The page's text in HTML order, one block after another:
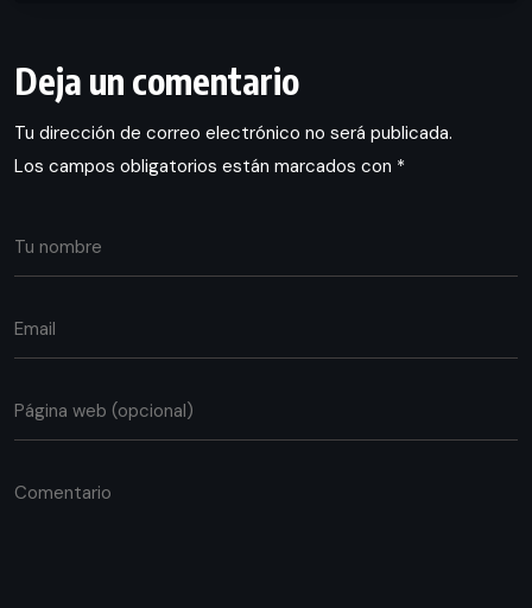
Deja un comentario
Tu dirección de correo electrónico no será publicada.
Los campos obligatorios están marcados con *